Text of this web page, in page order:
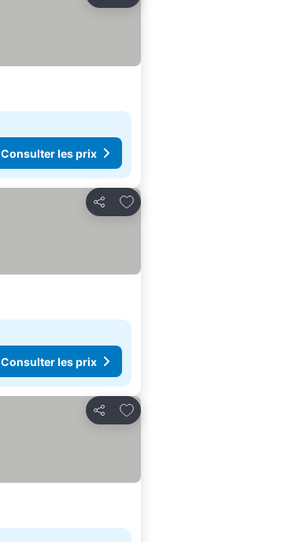
Consulter les prix
Partager
Ajouter à mes favoris
Consulter les prix
Partager
Ajouter à mes favoris